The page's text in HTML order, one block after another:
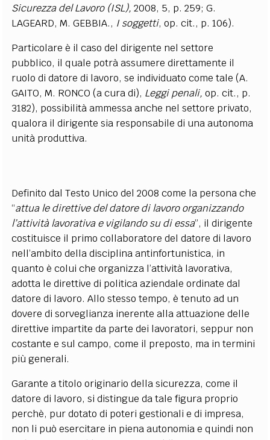
Sicurezza del Lavoro (ISL), 2008, 5, p. 259; G.
LAGEARD, M. GEBBIA., I soggetti, op. cit., p. 106).
Particolare è il caso del dirigente nel settore
pubblico, il quale potrà assumere direttamente il
ruolo di datore di lavoro, se individuato come tale (A.
GAITO, M. RONCO (a cura di), Leggi penali, op. cit., p.
3182), possibilità ammessa anche nel settore privato,
qualora il dirigente sia responsabile di una autonoma
unità produttiva.
Definito dal Testo Unico del 2008 come la persona che
“attua le direttive del datore di lavoro organizzando
l’attività lavorativa e vigilando su di essa”, il dirigente
costituisce il primo collaboratore del datore di lavoro
nell’ambito della disciplina antinfortunistica, in
quanto è colui che organizza l’attività lavorativa,
adotta le direttive di politica aziendale ordinate dal
datore di lavoro. Allo stesso tempo, è tenuto ad un
dovere di sorveglianza inerente alla attuazione delle
direttive impartite da parte dei lavoratori, seppur non
costante e sul campo, come il preposto, ma in termini
più generali.
Garante a titolo originario della sicurezza, come il
datore di lavoro, si distingue da tale figura proprio
perchè, pur dotato di poteri gestionali e di impresa,
non li può esercitare in piena autonomia e quindi non